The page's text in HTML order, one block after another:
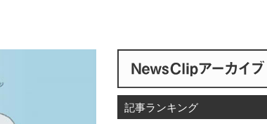
記事ランキング